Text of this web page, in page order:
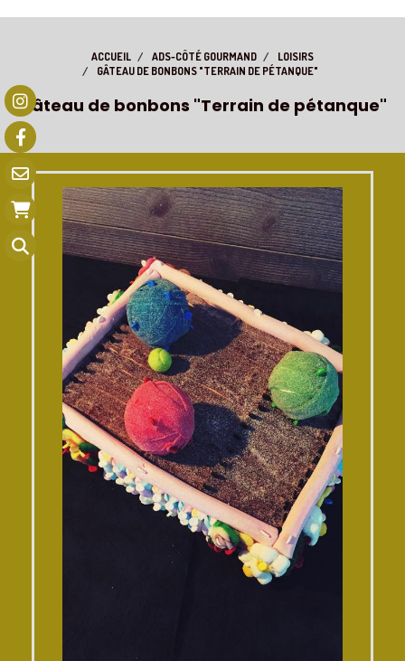
ACCUEIL ADS-CÔTÉ GOURMAND
LOISIRS
GÂTEAU DE BONBONS "TERRAIN DE PÉTANQUE"
Gâteau de bonbons "Terrain de pétanque"